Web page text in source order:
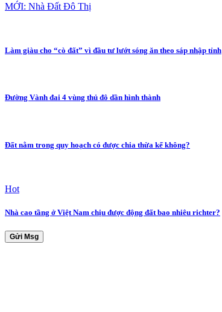
MỚI: Nhà Đất Đô Thị
Làm giàu cho “cò đất” vì đầu tư lướt sóng ăn theo sáp nhập tỉnh
Đường Vành đai 4 vùng thủ đô dần hình thành
Đất nằm trong quy hoạch có được chia thừa kế không?
Hot
Nhà cao tầng ở Việt Nam chịu được động đất bao nhiêu richter?
Gửi Msg